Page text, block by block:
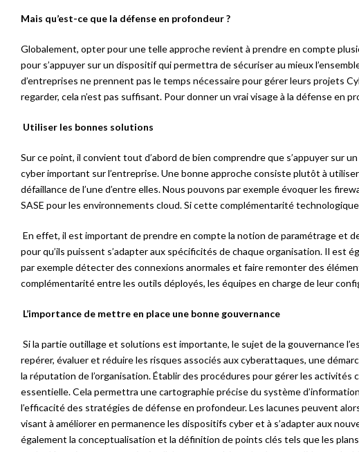
Mais qu’est-ce que la défense en profondeur ?
Globalement, opter pour une telle approche revient à prendre en compte
pour s’appuyer sur un dispositif qui permettra de sécuriser au mieux
d’entreprises ne prennent pas le temps nécessaire pour gérer leurs projets
regarder, cela n’est pas suffisant. Pour donner un vrai visage à la défense en
Utiliser les bonnes solutions
Sur ce point, il convient tout d’abord de bien comprendre que s’appuyer sur
cyber important sur l’entreprise. Une bonne approche consiste plutôt à
défaillance de l’une d’entre elles. Nous pouvons par exemple évoquer les
SASE pour les environnements cloud. Si cette complémentarité
En effet, il est important de prendre en compte la notion de paramétrage et
pour qu’ils puissent s’adapter aux spécificités de chaque organisation. Il est
par exemple détecter des connexions anormales et faire remonter des
complémentarité entre les outils déployés, les équipes en charge de leur
L’importance de mettre en place une bonne gouvernance
Si la partie outillage et solutions est importante, le sujet de la gouvernance
repérer, évaluer et réduire les risques associés aux cyberattaques, une
la réputation de l’organisation. Établir des procédures pour gérer les
essentielle. Cela permettra une cartographie précise du système
l’efficacité des stratégies de défense en profondeur. Les lacunes peuvent
visant à améliorer en permanence les dispositifs cyber et à s’adapter aux
également la conceptualisation et la définition de points clés tels que les